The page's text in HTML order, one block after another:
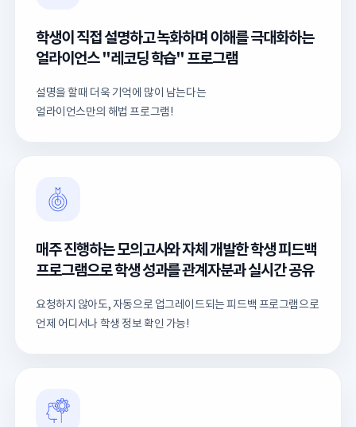
학생이 직접 설명하고 녹화하며 이해를 극대화하는
얼라이언스 "레코딩 학습" 프로그램
설명을 할때 더욱 기억에 많이 남는다는
얼라이언스만의 해법 프로그램!
매주 진행하는 모의고사와 자체 개발한 학생 피드백
프로그램으로 학생 성과를 관계자분과 실시간 공유
요청하지 않아도, 자동으로 업그레이드되는 피드백 프로그램으로
언제 어디서나 학생 정보 확인 가능!